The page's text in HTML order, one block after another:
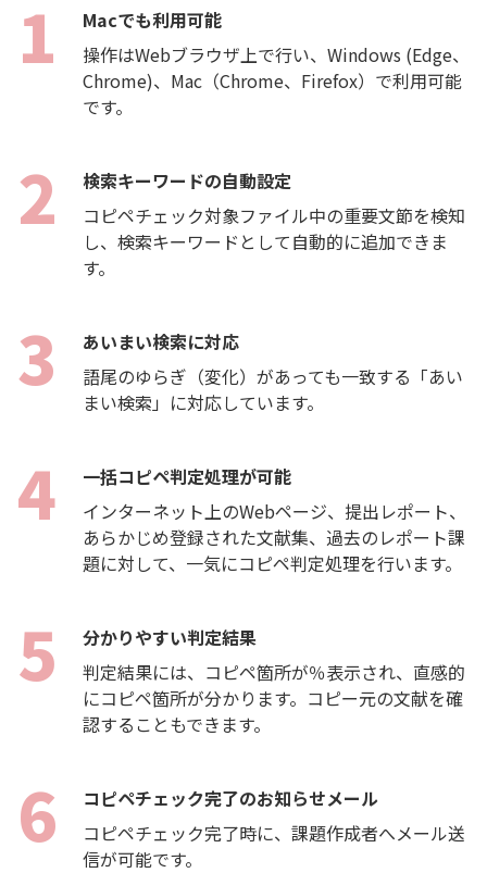
Macでも利用可能
操作はWebブラウザ上で行い、Windows (Edge、
Chrome)、Mac（Chrome、Firefox）で利用可能
です。
検索キーワードの自動設定
コピペチェック対象ファイル中の重要文節を検知
し、検索キーワードとして自動的に追加できま
す。
あいまい検索に対応
語尾のゆらぎ（変化）があっても一致する「あい
まい検索」に対応しています。
一括コピペ判定処理が可能
インターネット上のWebページ、提出レポート、
あらかじめ登録された文献集、過去のレポート課
題に対して、一気にコピペ判定処理を行います。
分かりやすい判定結果
判定結果には、コピペ箇所が％表示され、直感的
にコピペ箇所が分かります。コピー元の文献を確
認することもできます。
コピペチェック完了のお知らせメール
コピペチェック完了時に、課題作成者へメール送
信が可能です。